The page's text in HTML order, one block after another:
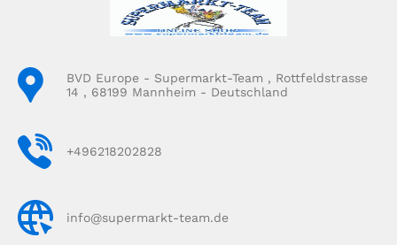
BVD Europe - Supermarkt-Team , Rottfeldstrasse
14 , 68199 Mannheim - Deutschland
+496218202828
info@supermarkt-team.de